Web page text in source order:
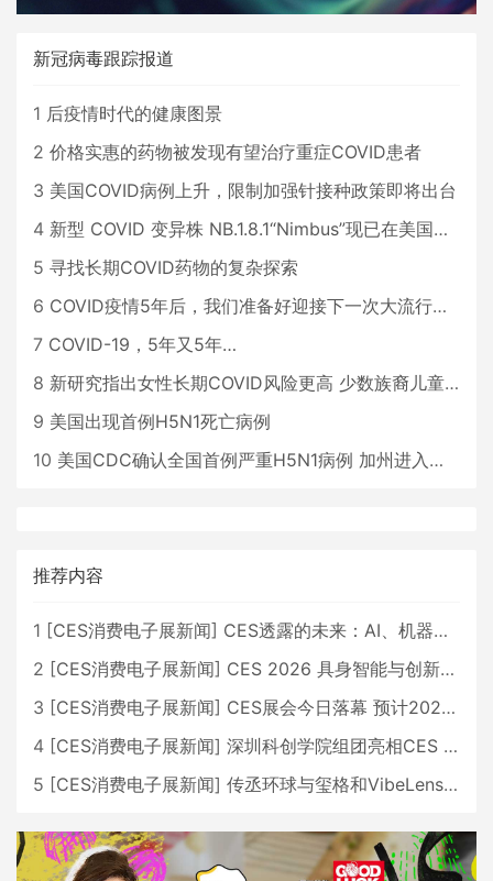
新冠病毒跟踪报道
1 后疫情时代的健康图景
2 价格实惠的药物被发现有望治疗重症COVID患者
3 美国COVID病例上升，限制加强针接种政策即将出台
4 新型 COVID 变异株 NB.1.8.1“Nimbus”现已在美国占据主导地位
5 寻找长期COVID药物的复杂探索
6 COVID疫情5年后，我们准备好迎接下一次大流行了吗？
7 COVID-19，5年又5年…
8 新研究指出女性长期COVID风险更高 少数族裔儿童存在差异
9 美国出现首例H5N1死亡病例
10 美国CDC确认全国首例严重H5N1病例 加州进入紧急状态
推荐内容
1 [CES消费电子展新闻] CES透露的未来：AI、机器人与智能生活大爆发
2 [CES消费电子展新闻] CES 2026 具身智能与创新领域 中国公司大放异彩
3 [CES消费电子展新闻] CES展会今日落幕 预计2026行业收入将超五千亿美元
4 [CES消费电子展新闻] 深圳科创学院组团亮相CES 广受好评
5 [CES消费电子展新闻] 传丞环球与玺格和VibeLens共同推出全新耳机